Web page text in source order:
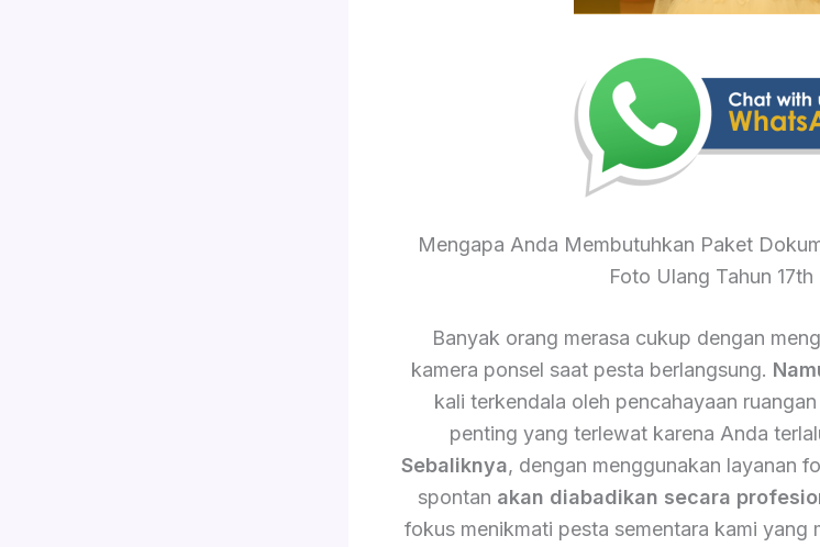
Mengapa Anda Membutuhkan Paket
Foto Ulang Tahun 17th
Banyak orang merasa cukup dengan
kamera ponsel saat pesta berlangsung.
kali terkendala oleh pencahayaan
penting yang terlewat karena Anda
Sebaliknya, dengan menggunakan layanan
spontan akan diabadikan secara
fokus menikmati pesta sementara kami yang